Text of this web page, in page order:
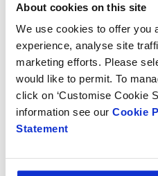
About cookies on this site
We use cookies to offer you
experience, analyse site
marketing efforts. Please
would like to permit. To
click on ‘Customise Cookie
information see our Cookie
Statement
A nova fábrica de Tijuana é
México, onde já opera uma
Gordo e outra em
investimento da Smurfit
desde o lançamento da
Fábrica de Papel de Los
extenso projeto de
conversão.